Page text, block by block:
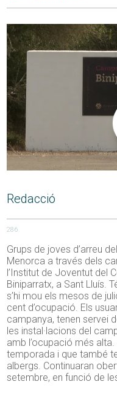
Redacció
286
Grups de joves d’arreu
Menorca a través dels
l’Institut de Joventut del
Biniparratx, a Sant Lluís.
s’hi mou els mesos de
cent d’ocupació. Els
campanya, tenen servei
les instal·lacions del
amb l’ocupació més
temporada i que també
albergs. Continuaran
setembre, en funció de